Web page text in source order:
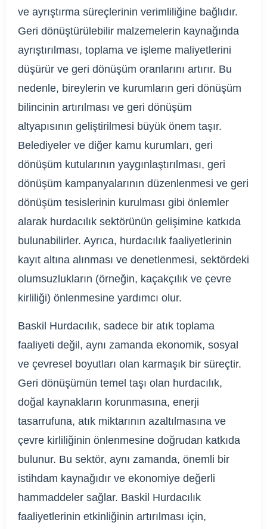
ve ayrıştırma süreçlerinin verimliliğine bağlıdır.
Geri dönüştürülebilir malzemelerin kaynağında
ayrıştırılması, toplama ve işleme maliyetlerini
düşürür ve geri dönüşüm oranlarını artırır. Bu
nedenle, bireylerin ve kurumların geri dönüşüm
bilincinin artırılması ve geri dönüşüm
altyapısının geliştirilmesi büyük önem taşır.
Belediyeler ve diğer kamu kurumları, geri
dönüşüm kutularının yaygınlaştırılması, geri
dönüşüm kampanyalarının düzenlenmesi ve geri
dönüşüm tesislerinin kurulması gibi önlemler
alarak hurdacılık sektörünün gelişimine katkıda
bulunabilirler. Ayrıca, hurdacılık faaliyetlerinin
kayıt altına alınması ve denetlenmesi, sektördeki
olumsuzlukların (örneğin, kaçakçılık ve çevre
kirliliği) önlenmesine yardımcı olur.
Baskil Hurdacılık, sadece bir atık toplama
faaliyeti değil, aynı zamanda ekonomik, sosyal
ve çevresel boyutları olan karmaşık bir süreçtir.
Geri dönüşümün temel taşı olan hurdacılık,
doğal kaynakların korunmasına, enerji
tasarrufuna, atık miktarının azaltılmasına ve
çevre kirliliğinin önlenmesine doğrudan katkıda
bulunur. Bu sektör, aynı zamanda, önemli bir
istihdam kaynağıdır ve ekonomiye değerli
hammaddeler sağlar. Baskil Hurdacılık
faaliyetlerinin etkinliğinin artırılması için,